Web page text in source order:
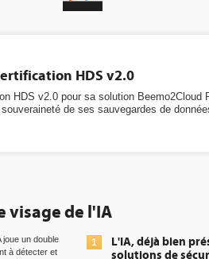
HDS v2.0
HDS v2.0 pour sa solution Beemo2Cloud
de ses sauvegardes de
déjà bien présente dans les
de sécurité et...